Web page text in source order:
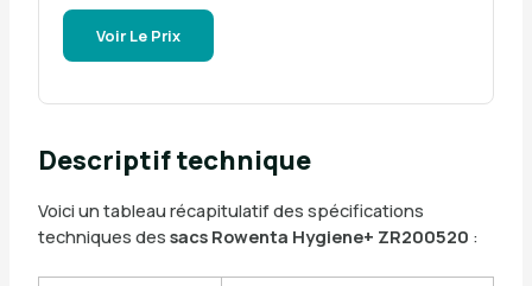
Voir Le Prix
Descriptif technique
Voici un tableau récapitulatif des spécifications
techniques des sacs Rowenta Hygiene+ ZR200520 :